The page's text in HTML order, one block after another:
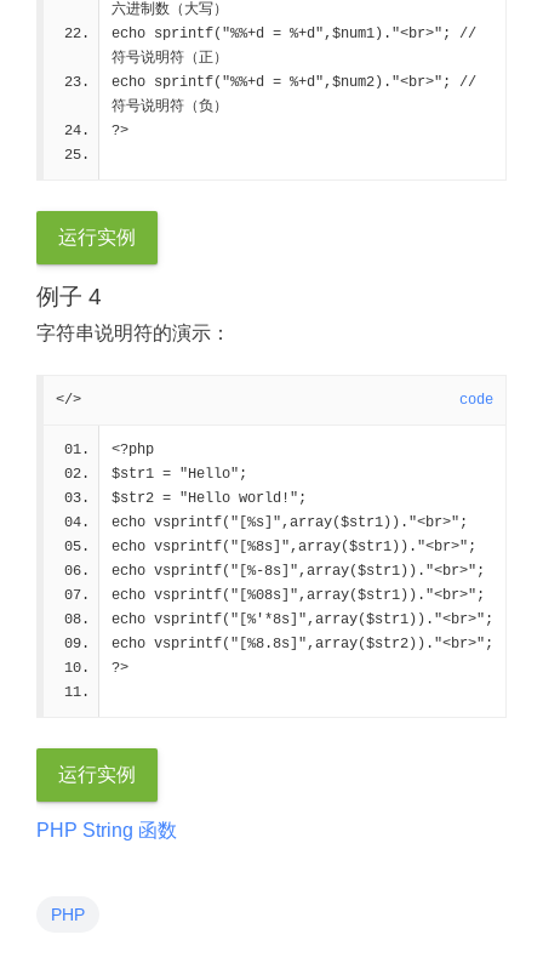
六进制数（大写）
echo sprintf("%%+d = %+d",$num1)."<br>"; //
符号说明符（正）
echo sprintf("%%+d = %+d",$num2)."<br>"; //
符号说明符（负）
?>
运行实例
例子 4
字符串说明符的演示：
</> code
<?php
$str1 = "Hello";
$str2 = "Hello world!";
echo vsprintf("[%s]",array($str1))."<br>";
echo vsprintf("[%8s]",array($str1))."<br>";
echo vsprintf("[%-8s]",array($str1))."<br>";
echo vsprintf("[%08s]",array($str1))."<br>";
echo vsprintf("[%'*8s]",array($str1))."<br>";
echo vsprintf("[%8.8s]",array($str2))."<br>";
?>
运行实例
PHP String 函数
PHP